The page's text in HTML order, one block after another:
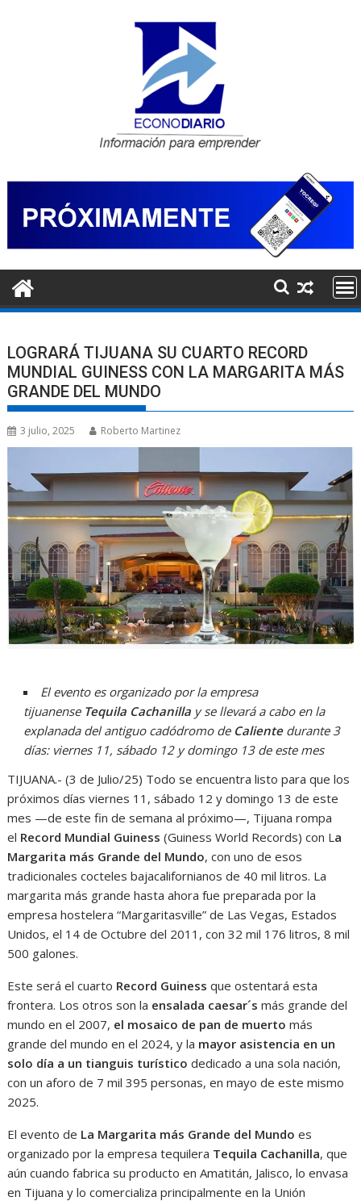
LOGRARÁ TIJUANA SU CUARTO RECORD
MUNDIAL GUINESS CON LA MARGARITA MÁS
GRANDE DEL MUNDO
3 julio, 2025 Roberto Martinez
El evento es organizado por la empresa
tijuanense Tequila Cachanilla y se llevará a cabo en la
explanada del antiguo cadódromo de Calientedurante 3
días: viernes 11, sábado 12 y domingo 13 de este mes
TIJUANA.- (3 de Julio/25) Todo se encuentra listo para que los
próximos días viernes 11, sábado 12 y domingo 13 de este
mes —de este fin de semana al próximo—, Tijuana rompa
el Record Mundial Guiness (Guiness World Records) con L a
Margarita más Grande del Mundo, con uno de esos
tradicionales cocteles bajacalifornianos de 40 mil litros. La
margarita más grande hasta ahora fue preparada por la
empresa hostelera “Margaritasville” de Las Vegas, Estados
Unidos, el 14 de Octubre del 2011, con 32 mil 176 litros, 8 mil
500 galones.
Este será el cuarto Record Guinessque ostentará esta
frontera. Los otros son la ensalada caesar´smás grande del
mundo en el 2007, el mosaico de pan de muerto más
grande del mundo en el 2024, y la mayor asistencia en un
solo día a un tianguis turístico dedicado a una sola nación,
con un aforo de 7 mil 395 personas, en mayo de este mismo
2025.
El evento de La Margarita más Grande del Mundo es
organizado por la empresa tequilera Tequila Cachanilla, que
aún cuando fabrica su producto en Amatitán, Jalisco, lo envasa
en Tijuana y lo comercializa principalmente en la Unión